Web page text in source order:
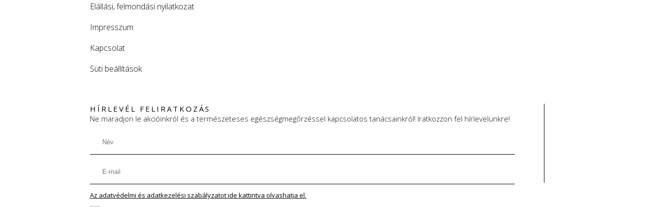
HÍRLEVÉL FELIRATKOZÁS
Ne maradjon le akcióinkról és a természeteses egészségmegőrzéssel kapcsolatos tanácsainkról! Iratkozzon fel hírlevelünkre!
Az adatvédelmi és adatkezelési szabályzatot ide kattintva olvashatja el.
Elállási, felmondási nyilatkozat
Impresszum
Kapcsolat
Süti beállítások